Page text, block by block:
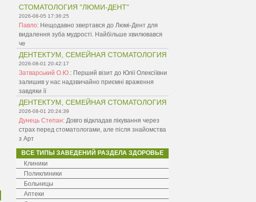
СТОМАТОЛОГИЯ "ЛЮМИ-ДЕНТ"
2026-08-05 17:36:25
Павло: Нещодавно звертався до Люмі-Дент для
видалення зуба мудрості. Найбільше хвилювався
че
ДЕНТЕКТУМ, СЕМЕЙНАЯ СТОМАТОЛОГИЯ
2026-08-01 20:42:17
Затварський О.Ю.: Перший візит до Юлії Олексіївни
залишив у нас надзвичайно приємні враження
завдяки її
ДЕНТЕКТУМ, СЕМЕЙНАЯ СТОМАТОЛОГИЯ
2026-08-01 20:24:39
Дунець Степан: Довго відкладав лікування через
страх перед стоматологами, але після знайомства
з Арт
ВСЕ ТИПЫ ЗАВЕДЕНИЙ РАЗДЕЛА ЗДОРОВЬЕ
Клиники
Поликлиники
Больницы
Аптеки